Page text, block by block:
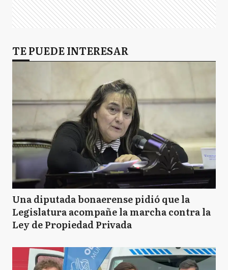
TE PUEDE INTERESAR
Una diputada bonaerense pidió que la
Legislatura acompañe la marcha contra la
Ley de Propiedad Privada